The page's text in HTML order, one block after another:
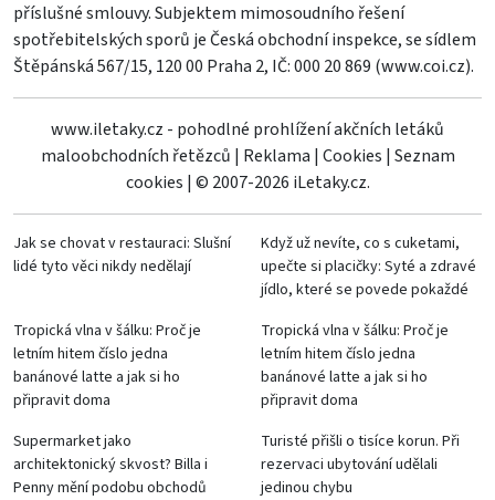
příslušné smlouvy. Subjektem mimosoudního řešení
spotřebitelských sporů je Česká obchodní inspekce, se sídlem
Štěpánská 567/15, 120 00 Praha 2, IČ: 000 20 869 (www.coi.cz).
www.iletaky.cz - pohodlné prohlížení akčních letáků
maloobchodních řetězců | Reklama | Cookies | Seznam
cookies | © 2007-2026 iLetaky.cz.
Jak se chovat v restauraci: Slušní
lidé tyto věci nikdy nedělají
Když už nevíte, co s cuketami,
upečte si placičky: Syté a zdravé
jídlo, které se povede pokaždé
Tropická vlna v šálku: Proč je
letním hitem číslo jedna
banánové latte a jak si ho
připravit doma
Tropická vlna v šálku: Proč je
letním hitem číslo jedna
banánové latte a jak si ho
připravit doma
Supermarket jako
architektonický skvost? Billa i
Penny mění podobu obchodů
Turisté přišli o tisíce korun. Při
rezervaci ubytování udělali
jedinou chybu